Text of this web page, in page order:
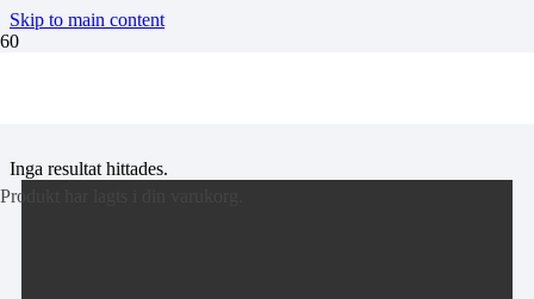
Skip to main content
Produkt
Inga resultat hittades.